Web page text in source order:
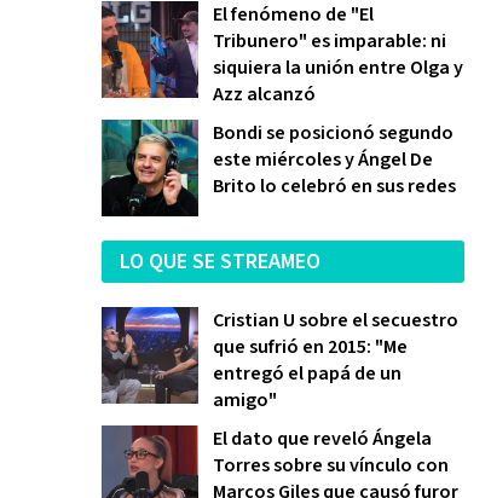
El fenómeno de "El
Tribunero" es imparable: ni
siquiera la unión entre Olga y
Azz alcanzó
Bondi se posicionó segundo
este miércoles y Ángel De
Brito lo celebró en sus redes
LO QUE SE STREAMEO
Cristian U sobre el secuestro
que sufrió en 2015: "Me
entregó el papá de un
amigo"
El dato que reveló Ángela
Torres sobre su vínculo con
Marcos Giles que causó furor